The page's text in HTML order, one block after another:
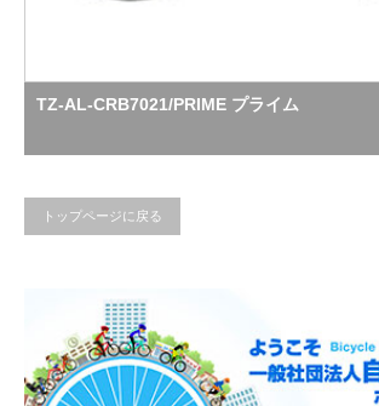
TZ-AL-CRB7021/PRIME プライム
トップページに戻る